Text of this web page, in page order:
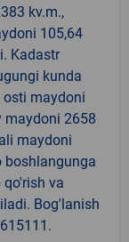
kv.m.,
105,64
Kadastr
kunda
maydoni
maydoni 2658
maydoni
boshlangunga
qo'rish va
Bog'lanish